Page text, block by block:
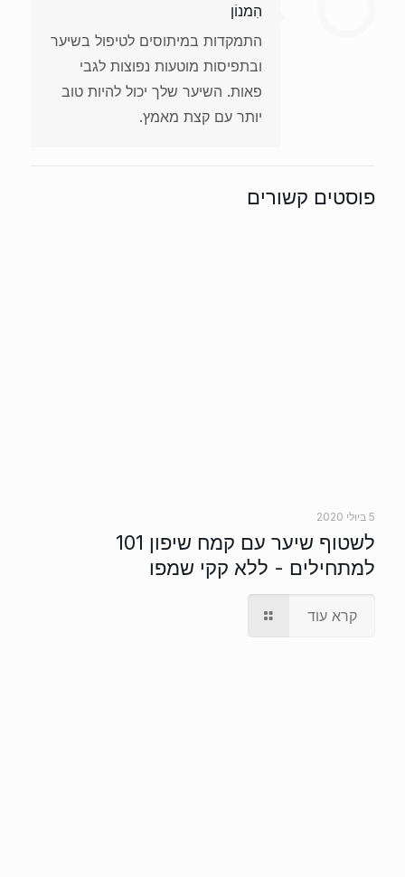
הִמנוֹן
התמקדות במיתוסים לטיפול בשיער
ובתפיסות מוטעות נפוצות לגבי
פאות. השיער שלך יכול להיות טוב
יותר עם קצת מאמץ.
פוסטים קשורים
5 ביולי 2020
לשטוף שיער עם קמח שיפון 101
למתחילים - ללא קקי שמפו
קרא עוד